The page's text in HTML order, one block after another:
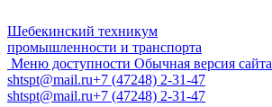
Шебекинский техникум
промышленности и транспорта
Меню доступности Обычная версия сайта
shtspt@mail.ru+7 (47248) 2-31-47
shtspt@mail.ru+7 (47248) 2-31-47